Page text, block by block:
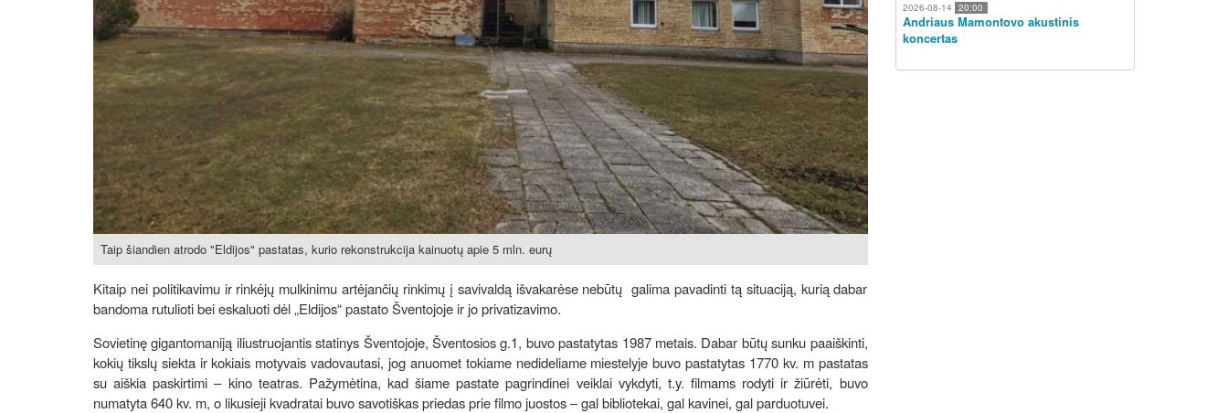
Taip šiandien atrodo "Eldijos" pastatas, kurio rekonstrukcija kainuotų apie 5 mln. eurų
Kitaip nei politikavimu ir rinkėjų mulkinimu artėjančių rinkimų į savivaldą išvakarėse nebūtų galima pavadinti tą situaciją, kurią dabar
bandoma rutulioti bei eskaluoti dėl „Eldijos“ pastato Šventojoje ir jo privatizavimo.
Sovietinę gigantomaniją iliustruojantis statinys Šventojoje, Šventosios g.1, buvo pastatytas 1987 metais. Dabar būtų sunku paaiškinti,
kokių tikslų siekta ir kokiais motyvais vadovautasi, jog anuomet tokiame nedideliame miestelyje buvo pastatytas 1770 kv. m pastatas
su aiškia paskirtimi – kino teatras. Pažymėtina, kad šiame pastate pagrindinei veiklai vykdyti, t.y. filmams rodyti ir žiūrėti, buvo
numatyta 640 kv. m, o likusieji kvadratai buvo savotiškas priedas prie filmo juostos – gal bibliotekai, gal kavinei, gal parduotuvei.
2026-08-14 20:00
Andriaus Mamontovo akustinis
koncertas